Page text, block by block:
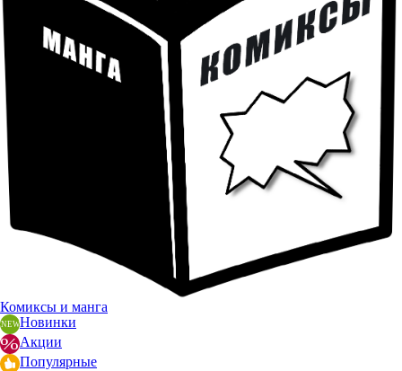
Комиксы и манга
Новинки
Акции
Популярные